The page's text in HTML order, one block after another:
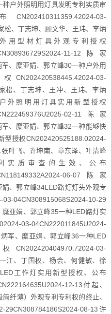
户外照明用灯具发明专利实质审
03-
松、丁志坤、顾文华、王玮、李炳
用型材灯具外观专利授权
11-12陈家
、糜亚娟、郭立峰30一种户外用
03-
松、丁志坤、王冲、王玮、李炳
外照明用灯具实用新型授权
02-11陈家
、糜亚娟、郭立峰32一种能够快
型授权CN202420525188.02024-
叶飞、许坤南、章东泽、叶清峰
实质审查的生效、公布
06-07陈家
、郭立峰34LED路灯灯头外观专
04CN308915068S2024-10-29
亚娟、郭立峰35一种LED路灯实
03-04CN222011845U2024-
军、糜亚娟、郭立峰36一种LED
03-
江、丁国权、杨会、何健敏、徐
工作灯实用新型授权、公布
12-13付超、
纤薄）外观专利专利权的终止、
29CN308784186S2024-08-13许